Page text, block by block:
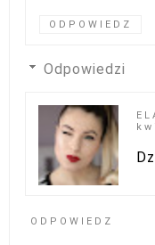
ODPOWIEDZ
Odpowiedzi
ODPOWIEDZ